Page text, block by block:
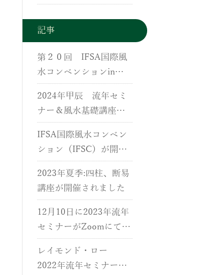
記事
第２０回 IFSA国際風
水コンベンションin
香港が開催されました
2024年甲辰 流年セミ
ナー＆風水基礎講座が
開催されました。
IFSA国際風水コンベン
ション（IFSC）が開催
されました。
2023年夏季:四柱、断易
講座が開催されました
12月10日に2023年流年
セミナーがZoomにて開
催されました。
レイモンド・ロー
2022年流年セミナーが